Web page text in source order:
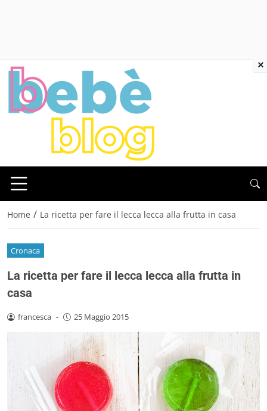
Home / La ricetta per fare il lecca lecca alla frutta in casa
Cronaca
La ricetta per fare il lecca lecca alla frutta in
casa
francesca - 25 Maggio 2015
×